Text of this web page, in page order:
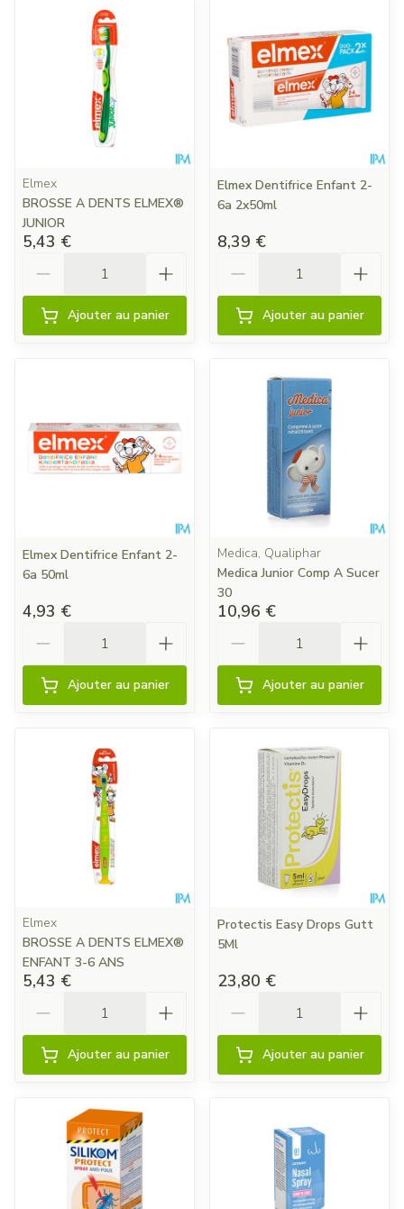
Elmex
BROSSE A DENTS ELMEX®
JUNIOR
5,43 €
Ajouter au panier
Elmex Dentifrice Enfant 2-
6a 2x50ml
8,39 €
Ajouter au panier
Elmex Dentifrice Enfant 2-
6a 50ml
4,93 €
Ajouter au panier
Medica, Qualiphar
Medica Junior Comp A Sucer
30
10,96 €
Ajouter au panier
Elmex
BROSSE A DENTS ELMEX®
ENFANT 3-6 ANS
5,43 €
Ajouter au panier
Protectis Easy Drops Gutt
5Ml
23,80 €
Ajouter au panier